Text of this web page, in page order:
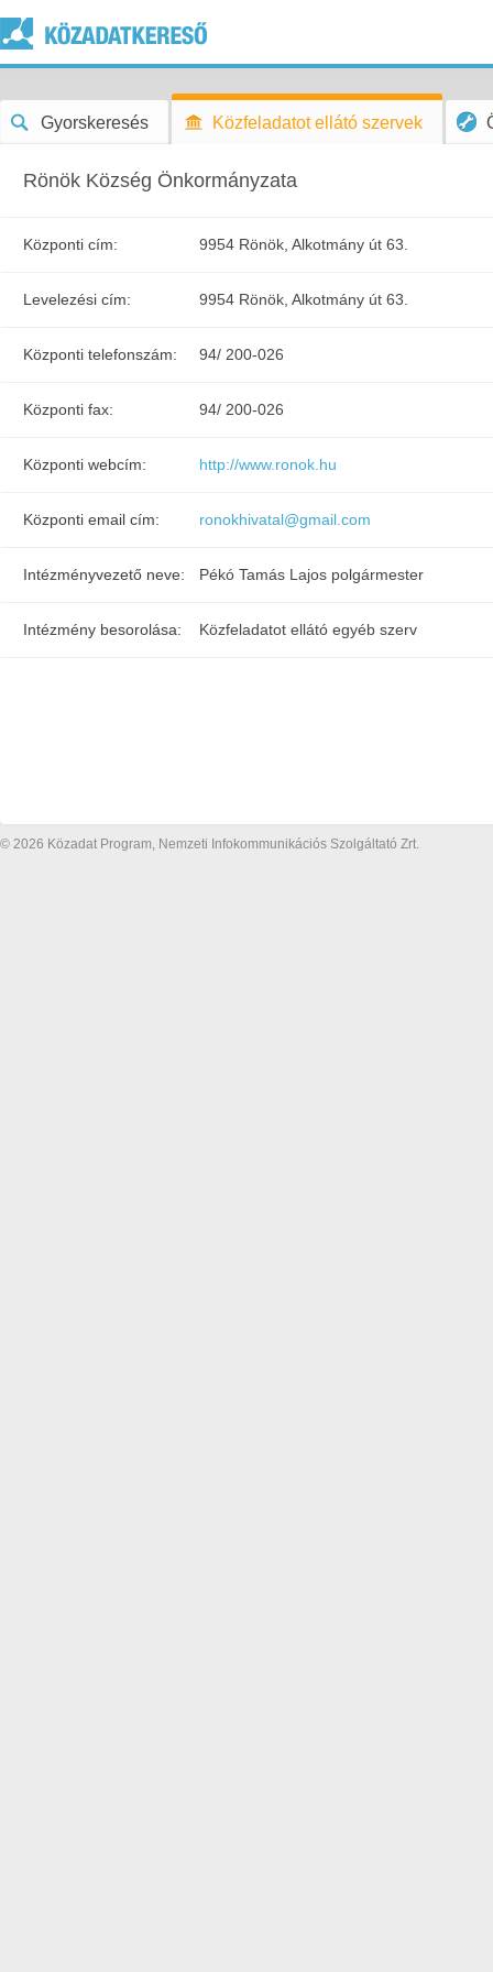
Gyorskeresés Közfeladatot ellátó szervek
Rönök Község Önkormányzata
Központi cím: 9954 Rönök, Alkotmány út 63.
Levelezési cím: 9954 Rönök, Alkotmány út 63.
Központi telefonszám: 94/ 200-026
Központi fax: 94/ 200-026
Központi webcím: http://www.ronok.hu
Központi email cím: ronokhivatal@gmail.com
Intézményvezető neve: Pékó Tamás Lajos polgármester
Intézmény besorolása: Közfeladatot ellátó egyéb szerv
© 2026 Közadat Program, Nemzeti Infokommunikációs Szolgáltató Zrt.